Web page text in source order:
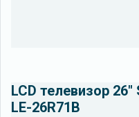
LCD телевизор 26"
LE-26R71B